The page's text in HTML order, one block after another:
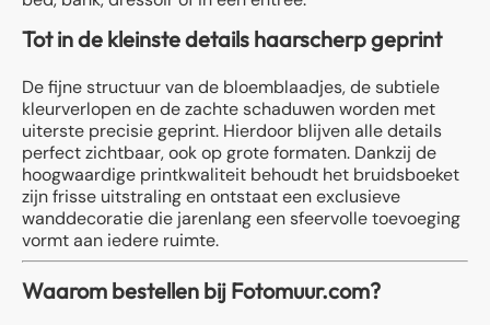
Tot in de kleinste details haarscherp geprint
De fijne structuur van de bloemblaadjes, de subtiele
kleurverlopen en de zachte schaduwen worden met
uiterste precisie geprint. Hierdoor blijven alle details
perfect zichtbaar, ook op grote formaten. Dankzij de
hoogwaardige printkwaliteit behoudt het bruidsboeket
zijn frisse uitstraling en ontstaat een exclusieve
wanddecoratie die jarenlang een sfeervolle toevoeging
vormt aan iedere ruimte.
Waarom bestellen bij Fotomuur.com?